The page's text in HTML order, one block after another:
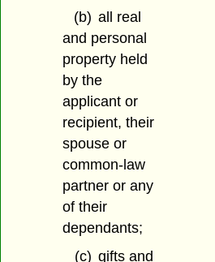
(b) all real
and personal
property held
by the
applicant or
recipient, their
spouse or
common-law
partner or any
of their
dependants;
(c) gifts and